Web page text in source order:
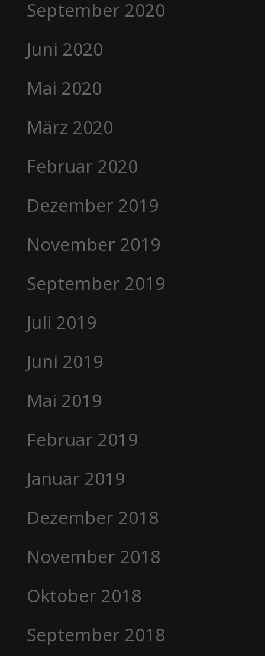
September 2020
Juni 2020
Mai 2020
März 2020
Februar 2020
Dezember 2019
November 2019
September 2019
Juli 2019
Juni 2019
Mai 2019
Februar 2019
Januar 2019
Dezember 2018
November 2018
Oktober 2018
September 2018